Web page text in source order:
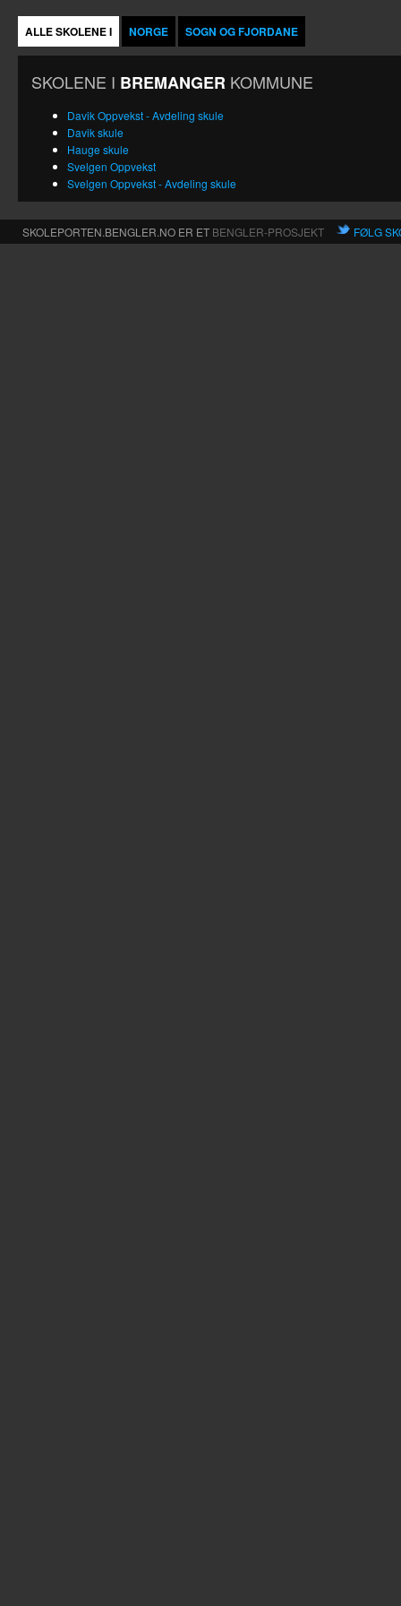
ALLE SKOLENE I NORGE SOGN OG FJORDANE
SKOLENE I BREMANGER KOMMUNE
Davik Oppvekst - Avdeling skule
Davik skule
Hauge skule
Svelgen Oppvekst
Svelgen Oppvekst - Avdeling skule
SKOLEPORTEN.BENGLER.NO ER ET BENGLER-PROSJEKT FØLG